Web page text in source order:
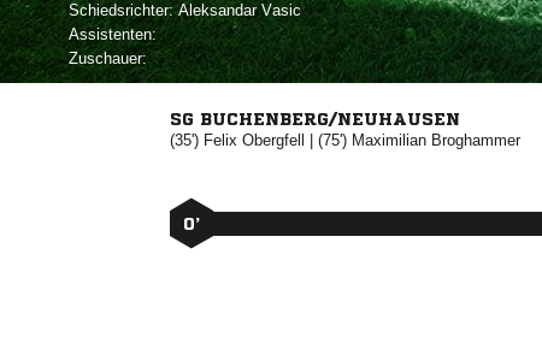
Schiedsrichter: 
Assistenten:
Zuschauer:
SG BUCHENBERG/NEUHAUSEN
(35')   | (75') 
0’